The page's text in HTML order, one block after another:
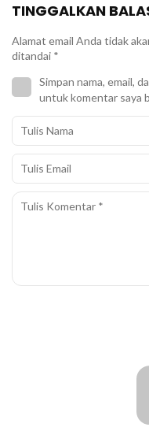
TINGGALKAN
Alamat email Anda tidak
ditandai *
Simpan nama, email,
untuk komentar saya